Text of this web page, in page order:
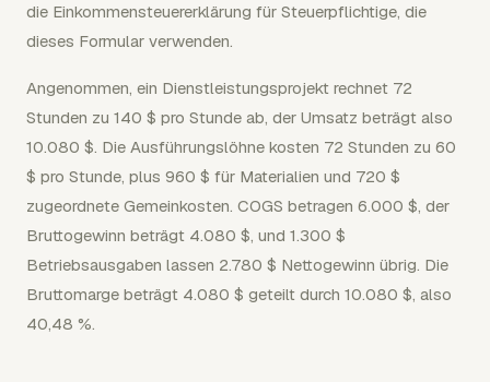
die Einkommensteuererklärung für Steuerpflichtige, die
dieses Formular verwenden.
Angenommen, ein Dienstleistungsprojekt rechnet 72
Stunden zu 140 $ pro Stunde ab, der Umsatz beträgt also
10.080 $. Die Ausführungslöhne kosten 72 Stunden zu 60
$ pro Stunde, plus 960 $ für Materialien und 720 $
zugeordnete Gemeinkosten. COGS betragen 6.000 $, der
Bruttogewinn beträgt 4.080 $, und 1.300 $
Betriebsausgaben lassen 2.780 $ Nettogewinn übrig. Die
Bruttomarge beträgt 4.080 $ geteilt durch 10.080 $, also
40,48 %.